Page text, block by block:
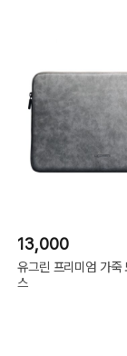
13,000
유그린 프리미엄 가죽
스